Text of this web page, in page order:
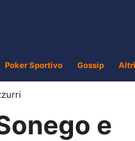
Poker Sportivo Gossip
e